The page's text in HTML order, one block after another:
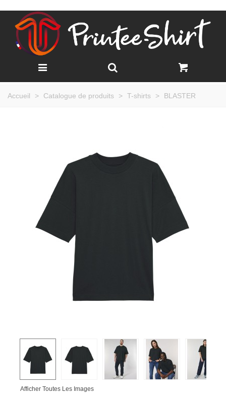
Accueil > Catalogue de produits > T-shirts > BLASTER
Afficher Toutes Les Images